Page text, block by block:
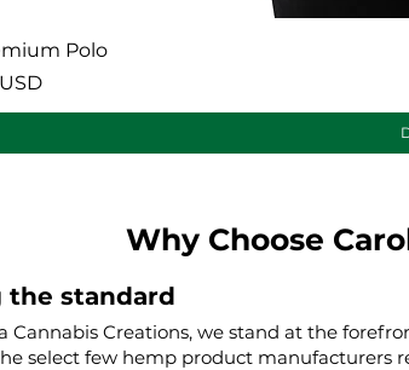
Polo
Why Choose
the standard
Cannabis Creations, we stand at the
select few hemp product manufacturers